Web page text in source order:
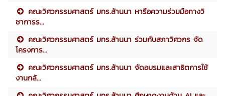
คณะวิศวกรรมศาสตร์ มทร.ล้านนา หารือความร่วมมือทางวิ
ชาการร...
คณะวิศวกรรมศาสตร์ มทร.ล้านนา ร่วมกับสภาวิศวกร จัด
โครงการ...
คณะวิศวกรรมศาสตร์ มทร.ล้านนา จัดอบรมและสาธิตการใช้
งานกล้...